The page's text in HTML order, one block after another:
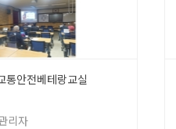
안전베테랑교실
리자